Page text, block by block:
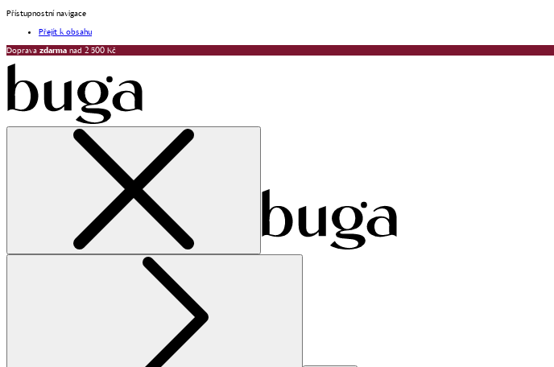
Přístupnostní navigace
Přejít k obsahu
Doprava zdarma nad 2 500 Kč